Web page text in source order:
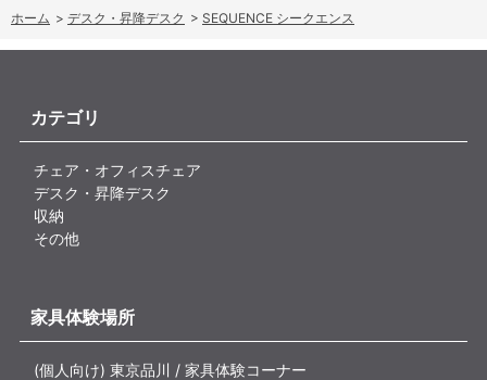
ホーム > デスク・昇降デスク > SEQUENCE シークエンス
カテゴリ
チェア・オフィスチェア
デスク・昇降デスク
収納
その他
家具体験場所
(個人向け) 東京品川 / 家具体験コーナー